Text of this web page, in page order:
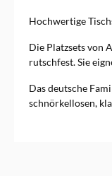
ASA
Zuhause.
Kontakt zu
möglich
GmbH,
56203
shop@asa-
Hochwertige
Die Platzsets von
rutschfest. Sie
Das deutsche
schnörkellosen,